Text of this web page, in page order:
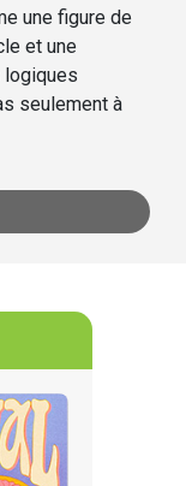
une figure de
et une
logiques
seulement à